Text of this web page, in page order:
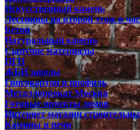
Искусственный камень
Лестницы на второй этаж в
Бетон
Натуральный камень
Сыпучие материалы
ПГП
ЖБИ заводы
Гипсокартон и профиль
Металлопрокат Москва
Готовые проекты домов
Интернет магазин
Камины и печи